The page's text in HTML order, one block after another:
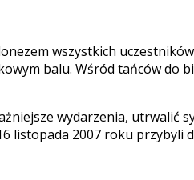
wszystkich
balu. Wśród tańców do
wydarzenia, utrwalić
listopada 2007 roku przybyli